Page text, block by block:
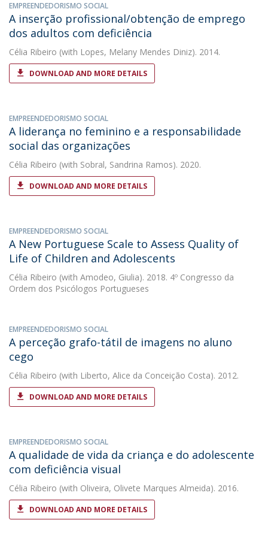
EMPREENDEDORISMO SOCIAL
A inserção profissional/obtenção de emprego
dos adultos com deficiência
Célia Ribeiro (with Lopes, Melany Mendes Diniz). 2014.
DOWNLOAD AND MORE DETAILS
EMPREENDEDORISMO SOCIAL
A liderança no feminino e a responsabilidade
social das organizações
Célia Ribeiro (with Sobral, Sandrina Ramos). 2020.
DOWNLOAD AND MORE DETAILS
EMPREENDEDORISMO SOCIAL
A New Portuguese Scale to Assess Quality of
Life of Children and Adolescents
Célia Ribeiro (with Amodeo, Giulia). 2018. 4º Congresso da
Ordem dos Psicólogos Portugueses
EMPREENDEDORISMO SOCIAL
A perceção grafo-tátil de imagens no aluno
cego
Célia Ribeiro (with Liberto, Alice da Conceição Costa). 2012.
DOWNLOAD AND MORE DETAILS
EMPREENDEDORISMO SOCIAL
A qualidade de vida da criança e do adolescente
com deficiência visual
Célia Ribeiro (with Oliveira, Olivete Marques Almeida). 2016.
DOWNLOAD AND MORE DETAILS